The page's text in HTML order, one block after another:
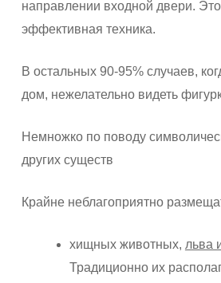
направлении входной двери.
эффективная техника.
В остальных 90-95% случаев,
дом, нежелательно видеть
Немножко по поводу
других существ
Крайне неблагоприятно
хищных животных, льва
Традиционно их